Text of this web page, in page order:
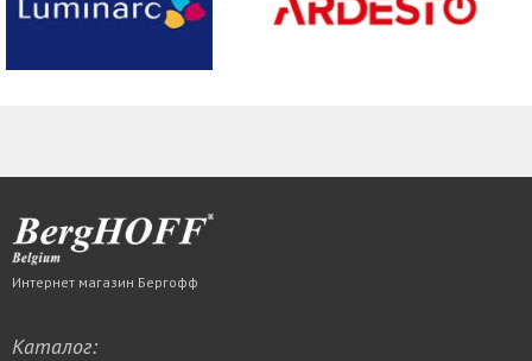
Интернет магазин Бергофф
Каталог: